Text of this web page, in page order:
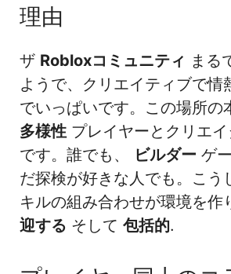
理由
ザ Robloxコミュニティ まる
ようで、クリエイティブで情
でいっぱいです。この場所の
多様性 プレイヤーとクリエイ
です。誰でも、
ビルダー ゲ
だ探検が好きな人でも。こう
キルの組み合わせが環境を作
迎する そして 包括的.